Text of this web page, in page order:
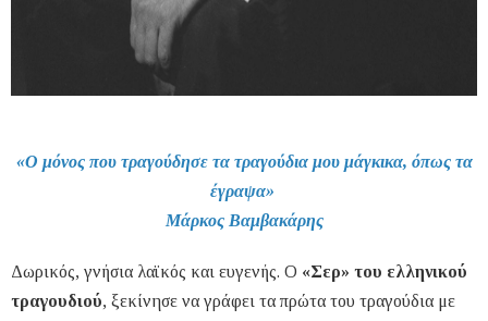
«Ο μόνος που τραγούδησε τα τραγούδια μου μάγκικα, όπως τα
έγραψα»
Μάρκος Βαμβακάρης
Δωρικός, γνήσια λαϊκός και ευγενής. Ο «Σερ» του ελληνικού
τραγουδιού, ξεκίνησε να γράφει τα πρώτα του τραγούδια με